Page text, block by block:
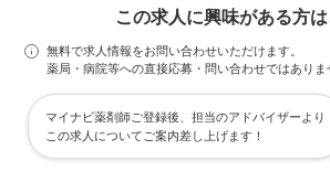
この求人に興味がある方
無料で求人情報をお問い合わせいただけます。
薬局・病院等への直接応募・問い合わせではありま
マイナビ薬剤師ご登録後、担当のアドバイザーより
この求人についてご案内差し上げます！